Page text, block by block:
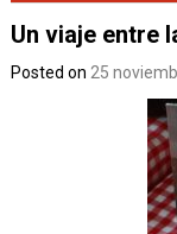
Un viaje entre
Posted on 25